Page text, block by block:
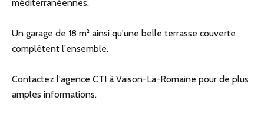
méditerranéennes.
Un garage de 18 m² ainsi qu'une belle terrasse couverte
complètent l'ensemble.
Contactez l'agence CTI à Vaison-La-Romaine pour de plus
amples informations.